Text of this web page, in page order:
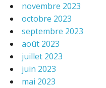
novembre 2023
octobre 2023
septembre 2023
août 2023
juillet 2023
juin 2023
mai 2023